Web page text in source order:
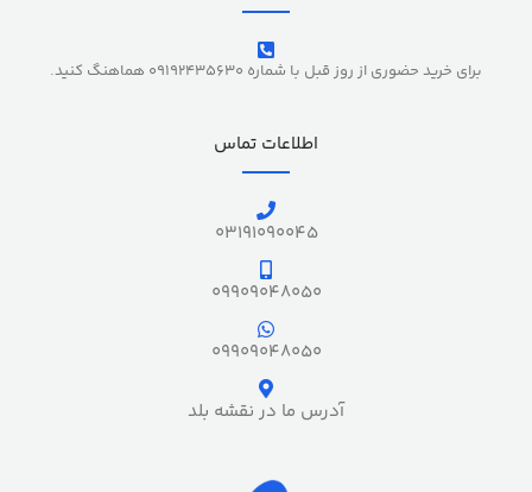
برای خرید حضوری از روز قبل با شماره 09192435630 هماهنگ کنید.
اطلاعات تماس
03191090045
09909048050
09909048050
آدرس ما در نقشه بلد